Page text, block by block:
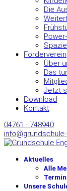
Die
Förderverein
Über
Das
Jetzt
Download
Kontakt
04761 - 748940
Aktuelles
Alle
Unsere